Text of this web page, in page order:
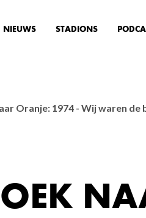
NIEUWS STADIONS
Oranje: 1974 - Wij waren de